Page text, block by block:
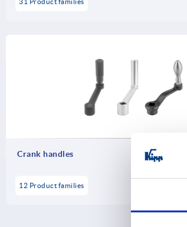
Crank handles
12 Product families